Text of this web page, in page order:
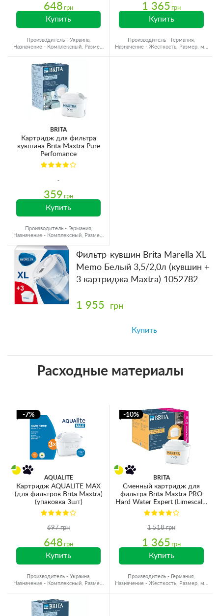
648 грн
Купить
Производитель - Украина,
Назначение - Комплексный, Размер,
1 365 грн
Купить
Производитель - Германия,
Назначение - Жесткость, Размер, мм
BRITA
Картридж для фильтра
кувшина Brita Maxtra Pure
Perfomance
359 грн
Купить
Производитель - Германия,
Назначение - Комплексный, Размер,
Фильтр-кувшин Brita Marella XL
Memo Белый 3,5/2,0л (кувшин +
3 картриджа Maxtra) 1052782
1 955 грн
Купить
Расходные материалы
-7%
AQUALITE
Картридж AQUALITE MAX
(для фильтров Brita Maxtra)
(упаковка 3шт)
697 грн
648 грн
Купить
Производитель - Украина,
Назначение - Комплексный, Размер,
-10%
BRITA
Сменный картридж для
фильтра Brita Maxtra PRO
Hard Water Expert (Limescale)
для жесткой воды (4 шт)
1 518 грн
1 365 грн
Купить
Производитель - Германия,
Назначение - Жесткость, Размер, мм